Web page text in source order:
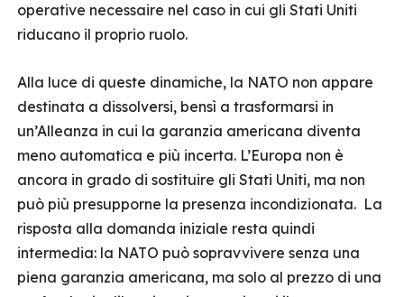
operative necessaire nel caso in cui gli Stati Uniti
riducano il proprio ruolo.
Alla luce di queste dinamiche, la NATO non appare
destinata a dissolversi, bensì a trasformarsi in
un’Alleanza in cui la garanzia americana diventa
meno automatica e più incerta. L’Europa non è
ancora in grado di sostituire gli Stati Uniti, ma non
può più presupporne la presenza incondizionata. La
risposta alla domanda iniziale resta quindi
intermedia: la NATO può sopravvivere senza una
piena garanzia americana, ma solo al prezzo di una